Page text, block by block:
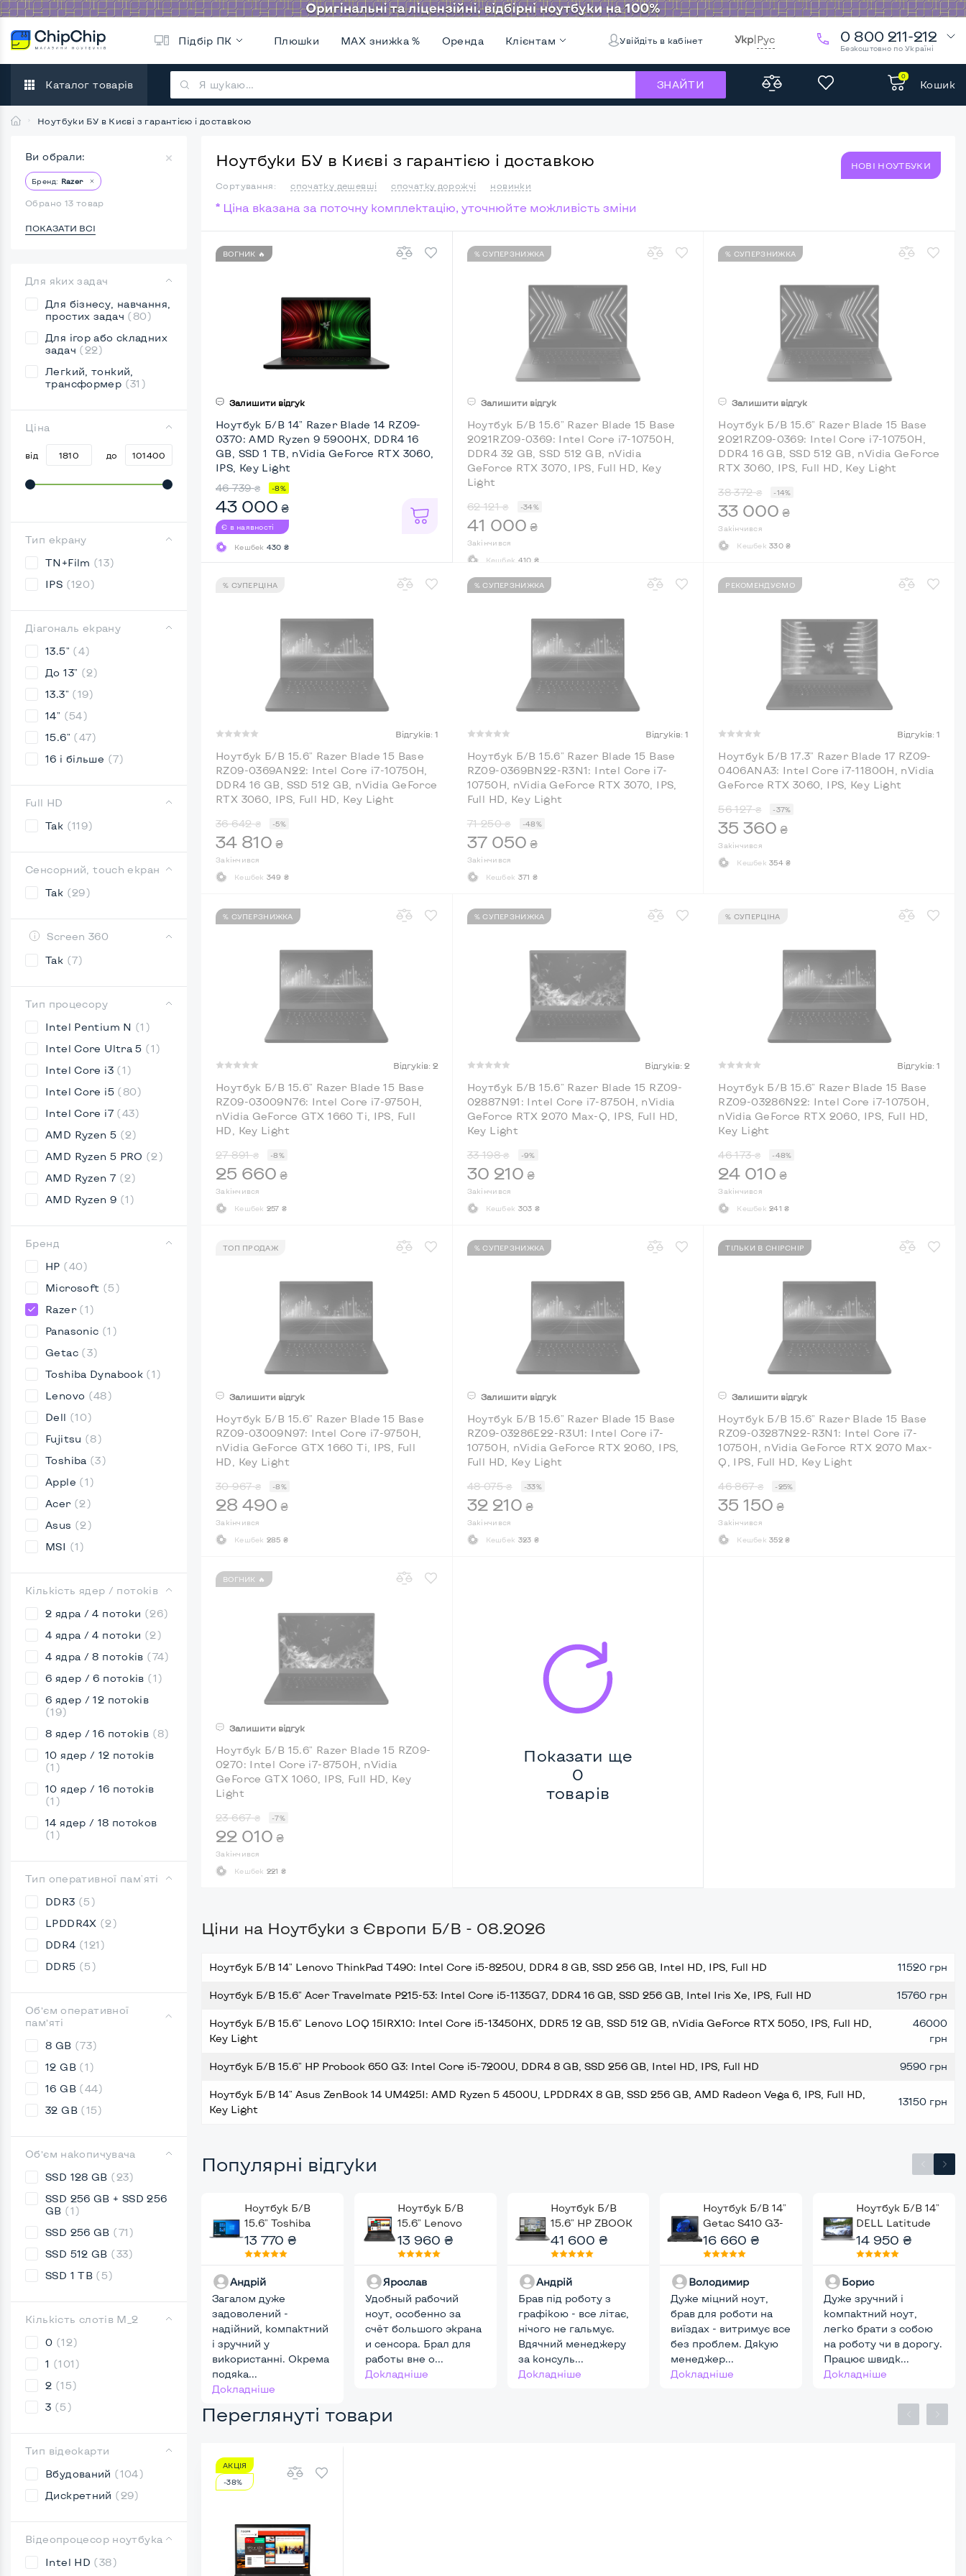
Підбір ПК Плюшки MAX знижка % Оренда Клієнтам Увійдіть в кабінет Укр|Рус 0 800 211-212
Безкоштовно по Україні
Каталог товарів ЗНАЙТИ
0
Кошик
Ноутбуки БУ в Києві з гарантією і доставкою
Ви обрали:
Бренд: Razer
Обрано 13 товар
ПОКАЗАТИ ВСІ
Для яких задач
Для бізнесу, навчання,
простих задач (80)
Для ігор або складних
задач (22)
Легкий, тонкий,
трансформер (31)
Ціна
від до
Тип екрану
TN+Film (13)
IPS (120)
Діагональ екрану
13.5" (4)
До 13" (2)
13.3" (19)
14" (54)
15.6" (47)
16 і більше (7)
Full HD
Так (119)
Сенсорний, touch екран
Так (29)
Screen 360
Так (7)
Тип процесору
Intel Pentium N (1)
Intel Core Ultra 5 (1)
Intel Core i3 (1)
Intel Core i5 (80)
Intel Core i7 (43)
AMD Ryzen 5 (2)
AMD Ryzen 5 PRO (2)
AMD Ryzen 7 (2)
AMD Ryzen 9 (1)
Бренд
HP (40)
Microsoft (5)
Razer (1)
Panasonic (1)
Getac (3)
Toshiba Dynabook (1)
Lenovo (48)
Dell (10)
Fujitsu (8)
Toshiba (3)
Apple (1)
Acer (2)
Asus (2)
MSI (1)
Кількість ядер / потоків
2 ядра / 4 потоки (26)
4 ядра / 4 потоки (2)
4 ядра / 8 потоків (74)
6 ядер / 6 потоків (1)
6 ядер / 12 потоків
(19)
8 ядер / 16 потоків (8)
10 ядер / 12 потоків
(1)
10 ядер / 16 потоків
(1)
14 ядер / 18 потоков
(1)
Тип оперативної пам'яті
DDR3 (5)
LPDDR4X (2)
DDR4 (121)
DDR5 (5)
Обʼєм оперативної
памʼяті
8 GB (73)
12 GB (1)
16 GB (44)
32 GB (15)
Обʼєм накопичувача
SSD 128 GB (23)
SSD 256 GB + SSD 256
GB (1)
SSD 256 GB (71)
SSD 512 GB (33)
SSD 1 TB (5)
Кількість слотів М_2
0 (12)
1 (101)
2 (15)
3 (5)
Тип відеокарти
Вбудований (104)
Дискретний (29)
Відеопроцесор ноутбука
Intel HD (38)
Ноутбуки БУ в Києві з гарантією і доставкою
НОВІ НОУТБУКИ
Сортування:
спочатку дешевші спочатку дорожчі новинки
* Ціна вказана за поточну комплектацію, уточнюйте можливість зміни
ВОГНИК 🔥
Залишити відгук
Ноутбук Б/В 14" Razer Blade 14 RZ09-
0370: AMD Ryzen 9 5900HX, DDR4 16
GB, SSD 1 TB, nVidia GeForce RTX 3060,
IPS, Key Light
46 739 ₴ -8%
43 000 ₴
Є в наявності
Кешбек 430 ₴
% СУПЕРЗНИЖКА
Залишити відгук
Ноутбук Б/В 15.6" Razer Blade 15 Base
2021RZ09-0369: Intel Core i7-10750H,
DDR4 32 GB, SSD 512 GB, nVidia
GeForce RTX 3070, IPS, Full HD, Key
Light
62 121 ₴ -34%
41 000 ₴
Закінчився
Кешбек 410 ₴
% СУПЕРЗНИЖКА
Залишити відгук
Ноутбук Б/В 15.6" Razer Blade 15 Base
2021RZ09-0369: Intel Core i7-10750H,
DDR4 16 GB, SSD 512 GB, nVidia GeForce
RTX 3060, IPS, Full HD, Key Light
38 372 ₴ -14%
33 000 ₴
Закінчився
Кешбек330 ₴
% СУПЕРЦІНА
Відгуків: 1
Ноутбук Б/В 15.6" Razer Blade 15 Base
RZ09-0369AN22: Intel Core i7-10750H,
DDR4 16 GB, SSD 512 GB, nVidia GeForce
RTX 3060, IPS, Full HD, Key Light
36 642 ₴ -5%
34 810 ₴
Закінчився
Кешбек 349 ₴
% СУПЕРЗНИЖКА
Відгуків: 1
Ноутбук Б/В 15.6" Razer Blade 15 Base
RZ09-0369BN22-R3N1: Intel Core i7-
10750H, nVidia GeForce RTX 3070, IPS,
Full HD, Key Light
71 250 ₴ -48%
37 050 ₴
Закінчився
Кешбек 371 ₴
РЕКОМЕНДУЄМО
Відгуків: 1
Ноутбук Б/В 17.3" Razer Blade 17 RZ09-
0406ANA3: Intel Core i7-11800H, nVidia
GeForce RTX 3060, IPS, Key Light
56 127 ₴ -37%
35 360 ₴
Закінчився
Кешбек354 ₴
% СУПЕРЗНИЖКА
Відгуків: 2
Ноутбук Б/В 15.6" Razer Blade 15 Base
RZ09-03009N76: Intel Core i7-9750H,
nVidia GeForce GTX 1660 Ti, IPS, Full
HD, Key Light
27 891 ₴ -8%
25 660 ₴
Закінчився
Кешбек 257 ₴
% СУПЕРЗНИЖКА
Відгуків: 2
Ноутбук Б/В 15.6" Razer Blade 15 RZ09-
02887N91: Intel Core i7-8750H, nVidia
GeForce RTX 2070 Max-Q, IPS, Full HD,
Key Light
33 198 ₴ -9%
30 210 ₴
Закінчився
Кешбек 303 ₴
% СУПЕРЦІНА
Відгуків: 1
Ноутбук Б/В 15.6" Razer Blade 15 Base
RZ09-03286N22: Intel Core i7-10750H,
nVidia GeForce RTX 2060, IPS, Full HD,
Key Light
46 173 ₴ -48%
24 010 ₴
Закінчився
Кешбек241 ₴
ТОП ПРОДАЖ
Залишити відгук
Ноутбук Б/В 15.6" Razer Blade 15 Base
RZ09-03009N97: Intel Core i7-9750H,
nVidia GeForce GTX 1660 Ti, IPS, Full
HD, Key Light
30 967 ₴ -8%
28 490 ₴
Закінчився
Кешбек 285 ₴
% СУПЕРЗНИЖКА
Залишити відгук
Ноутбук Б/В 15.6" Razer Blade 15 Base
RZ09-03286E22-R3U1: Intel Core i7-
10750H, nVidia GeForce RTX 2060, IPS,
Full HD, Key Light
48 075 ₴ -33%
32 210 ₴
Закінчився
Кешбек 323 ₴
ТІЛЬКИ В CHIPCHIP
Залишити відгук
Ноутбук Б/В 15.6" Razer Blade 15 Base
RZ09-03287N22-R3N1: Intel Core i7-
10750H, nVidia GeForce RTX 2070 Max-
Q, IPS, Full HD, Key Light
46 867 ₴ -25%
35 150 ₴
Закінчився
Кешбек352 ₴
ВОГНИК 🔥
Залишити відгук
Ноутбук Б/В 15.6" Razer Blade 15 RZ09-
0270: Intel Core i7-8750H, nVidia
GeForce GTX 1060, IPS, Full HD, Key
Light
23 667 ₴ -7%
22 010 ₴
Закінчився
Кешбек 221 ₴
Показати ще
0
товарів
Ціни на Ноутбуки з Європи Б/В - 08.2026
Ноутбук Б/В 14" Lenovo ThinkPad T490: Intel Core i5-8250U, DDR4 8 GB, SSD 256 GB, Intel HD, IPS, Full HD 11520 грн
Ноутбук Б/В 15.6" Acer Travelmate P215-53: Intel Core i5-1135G7, DDR4 16 GB, SSD 256 GB, Intel Iris Xe, IPS, Full HD 15760 грн
Ноутбук Б/В 15.6" Lenovo LOQ 15IRX10: Intel Core i5-13450HX, DDR5 12 GB, SSD 512 GB, nVidia GeForce RTX 5050, IPS, Full HD,
Key Light
46000
грн
Ноутбук Б/В 15.6" HP Probook 650 G3: Intel Core i5-7200U, DDR4 8 GB, SSD 256 GB, Intel HD, IPS, Full HD 9590 грн
Ноутбук Б/В 14" Asus ZenBook 14 UM425I: AMD Ryzen 5 4500U, LPDDR4X 8 GB, SSD 256 GB, AMD Radeon Vega 6, IPS, Full HD,
Key Light
13150 грн
Популярні відгуки
Ноутбук Б/В
15.6" Toshiba
Dynabook
Portege X50-G-
114: Intel Core i7-
10510U, DDR4 16
GB, SSD 256 GB,
Intel UHD, IPS,
Full HD, 4G (LTE),
Key Light
13 770 ₴
Андрій
Загалом дуже
задоволений -
надійний, компактний
і зручний у
використанні. Окрема
подяка...
Докладніше
Ноутбук Б/В
15.6" Lenovo
ThinkPad T580:
Intel Core i5-
8250U, DDR4 8
GB, SSD 256 GB,
Intel HD, IPS, Full
HD, Touchscreen,
4G (LTE), Key
Light, Два АКБ
13 960 ₴
Ярослав
Удобный рабочий
ноут, особенно за
счёт большого экрана
и сенсора. Брал для
работы вне о...
Докладніше
Ноутбук Б/В
15.6" HP ZBOOK
Fury 15 G8: Intel
Core i7-11800H,
DDR4 32 GB, SSD
512 GB, nVidia
RTX A2000, IPS,
Full HD, Key Light
41 600 ₴
Андрій
Брав під роботу з
графікою - все літає,
нічого не гальмує.
Вдячний менеджеру
за консуль...
Докладніше
Ноутбук Б/В 14"
Getac S410 G3-
WL: Intel Core
i5-8350U, DDR4
8 GB, SSD 512
GB, Intel UHD,
Key Light
16 660 ₴
Володимир
Дуже міцний ноут,
брав для роботи на
виїздах - витримує все
без проблем. Дякую
менеджер...
Докладніше
Ноутбук Б/В 14"
DELL Latitude
5420: Intel Core
i7-1165G7, DDR4
16 GB, SSD 256
GB, Intel Iris Xe,
IPS, Full HD,
Touchscreen, Key
Light
14 950 ₴
Борис
Дуже зручний і
компактний ноут,
легко брати з собою
на роботу чи в дорогу.
Працює швидк...
Докладніше
Переглянуті товари
АКЦІЯ
-38%